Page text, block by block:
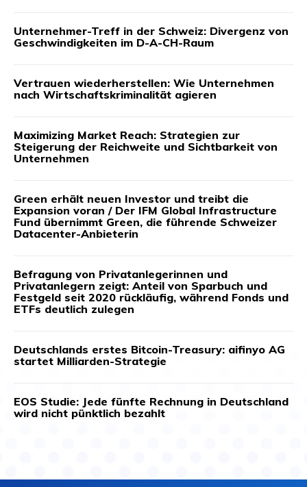
Unternehmer-Treff in der Schweiz: Divergenz von
Geschwindigkeiten im D-A-CH-Raum
Vertrauen wiederherstellen: Wie Unternehmen
nach Wirtschaftskriminalität agieren
Maximizing Market Reach: Strategien zur
Steigerung der Reichweite und Sichtbarkeit von
Unternehmen
Green erhält neuen Investor und treibt die
Expansion voran / Der IFM Global Infrastructure
Fund übernimmt Green, die führende Schweizer
Datacenter-Anbieterin
Befragung von Privatanlegerinnen und
Privatanlegern zeigt: Anteil von Sparbuch und
Festgeld seit 2020 rückläufig, während Fonds und
ETFs deutlich zulegen
Deutschlands erstes Bitcoin-Treasury: aifinyo AG
startet Milliarden-Strategie
EOS Studie: Jede fünfte Rechnung in Deutschland
wird nicht pünktlich bezahlt